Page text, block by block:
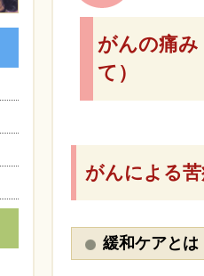
がんの痛
て）
がんによる
緩和ケアとは